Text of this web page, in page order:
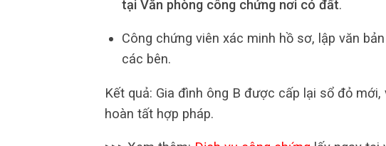
tại Văn phòng công chứng nơi có đất.
Công chứng viên xác minh hồ sơ, lập văn
các bên.
Kết quả: Gia đình ông B được cấp lại sổ đỏ mới,
hoàn tất hợp pháp.